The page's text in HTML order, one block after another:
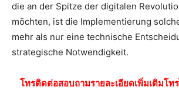
die an der Spitze der digitalen
möchten, ist die Implementierung
mehr als nur eine technische
strategische Notwendigkeit.
โทรติดต่อสอบถามรายละเอียดเพิ่มเติมโท